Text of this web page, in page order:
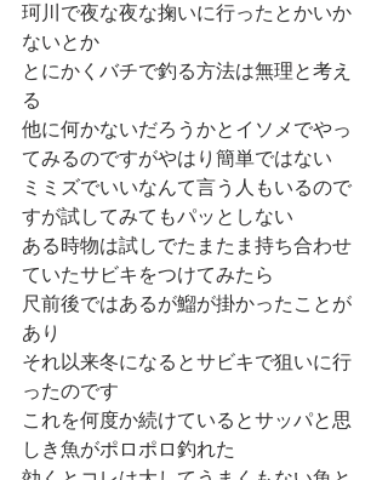
珂川で夜な夜な掬いに行ったとかいか
ないとか
とにかくバチで釣る方法は無理と考え
る
他に何かないだろうかとイソメでやっ
てみるのですがやはり簡単ではない
ミミズでいいなんて言う人もいるので
すが試してみてもパッとしない
ある時物は試しでたまたま持ち合わせ
ていたサビキをつけてみたら
尺前後ではあるが鰡が掛かったことが
あり
それ以来冬になるとサビキで狙いに行
ったのです
これを何度か続けているとサッパと思
しき魚がポロポロ釣れた